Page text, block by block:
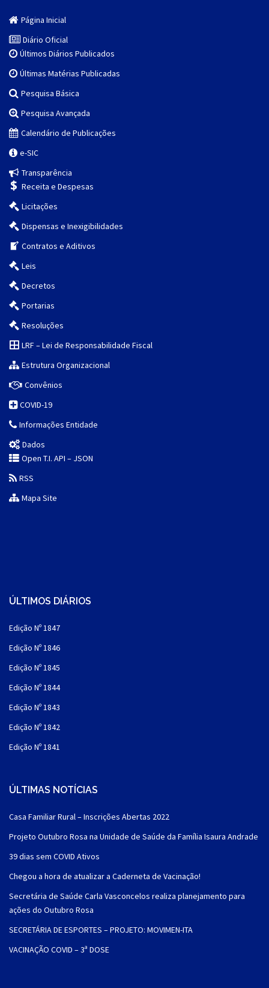
Página Inicial
Diário Oficial
Últimos Diários Publicados
Últimas Matérias Publicadas
Pesquisa Básica
Pesquisa Avançada
Calendário de Publicações
e-SIC
Transparência
Receita e Despesas
Licitações
Dispensas e Inexigibilidades
Contratos e Aditivos
Leis
Decretos
Portarias
Resoluções
LRF – Lei de Responsabilidade Fiscal
Estrutura Organizacional
Convênios
COVID-19
Informações Entidade
Dados
Open T.I. API – JSON
RSS
Mapa Site
ÚLTIMOS DIÁRIOS
Edição Nº 1847
Edição Nº 1846
Edição Nº 1845
Edição Nº 1844
Edição Nº 1843
Edição Nº 1842
Edição Nº 1841
ÚLTIMAS NOTÍCIAS
Casa Familiar Rural – Inscrições Abertas 2022
Projeto Outubro Rosa na Unidade de Saúde da Família Isaura Andrade
39 dias sem COVID Ativos
Chegou a hora de atualizar a Caderneta de Vacinação!
Secretária de Saúde Carla Vasconcelos realiza planejamento para
ações do Outubro Rosa
SECRETÁRIA DE ESPORTES – PROJETO: MOVIMEN-ITA
VACINAÇÃO COVID – 3ª DOSE